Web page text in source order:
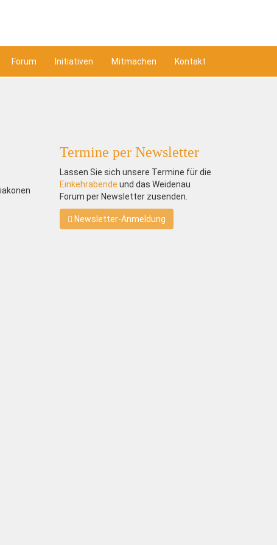
Forum Initiativen Mitmachen Kontakt
Termine per Newsletter
Lassen Sie sich unsere Termine für die
Einkehrabende und das Weidenau
Forum per Newsletter zusenden.
Newsletter-Anmeldung